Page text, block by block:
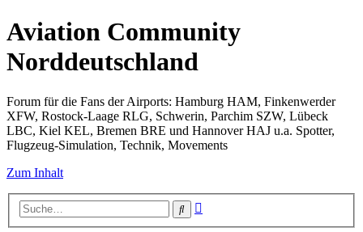
Aviation Community
Norddeutschland
Forum für die Fans der Airports: Hamburg HAM, Finkenwerder
XFW, Rostock-Laage RLG, Schwerin, Parchim SZW, Lübeck
LBC, Kiel KEL, Bremen BRE und Hannover HAJ u.a. Spotter,
Flugzeug-Simulation, Technik, Movements
Zum Inhalt
Suche